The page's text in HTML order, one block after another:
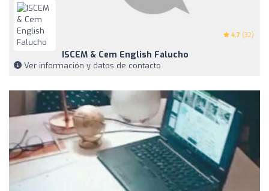
4.7 (32)
ISCEM & Cem English Falucho
Ver información y datos de contacto